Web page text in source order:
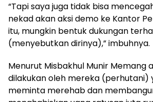
“Tapi saya juga tidak bisa
nekad akan aksi demo ke Kantor
itu, mungkin bentuk dukungan
(menyebutkan dirinya),” imbuhnya.
Menurut Misbakhul Munir Memang
dilakukan oleh mereka (perhutani)
meminta merehab dan